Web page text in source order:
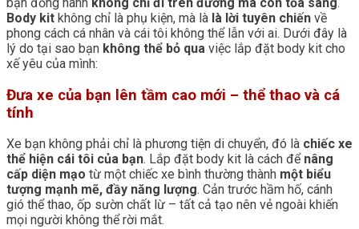
Body kit không chỉ là phụ kiện, mà là là lời tuyên chiến về
phong cách cá nhân và cái tôi không thể lẫn với ai. Dưới đây là
lý do tại sao bạn không thể bỏ qua việc lắp đặt body kit cho
xế yêu của mình:
Đưa xe của bạn lên tầm cao mới – thể thao và cá
tính
Xe bạn không phải chỉ là phương tiện di chuyển, đó là chiếc xe
thể hiện cái tôi của bạn. Lắp đặt body kit là cách để nâng
cấp diện mạo từ một chiếc xe bình thường thành một biểu
tượng mạnh mẽ, đầy năng lượng. Cản trước hầm hố, cánh
gió thể thao, ốp sườn chất lừ – tất cả tạo nên vẻ ngoài khiến
mọi người không thể rời mắt.